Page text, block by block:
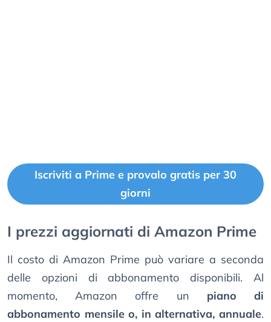
Iscriviti a Prime e provalo gratis per 30
giorni
I prezzi aggiornati di Amazon Prime
Il costo di Amazon Prime può variare a seconda
delle opzioni di abbonamento disponibili. Al
momento, Amazon offre un piano di
abbonamento mensile o, in alternativa, annuale.